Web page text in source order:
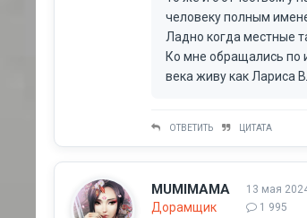
человеку полным
Ладно когда местные
Ко мне обращались по
века живу как Лариса
ОТВЕТИТЬ ЦИТАТА
MUMIMAMA
Дорамщик
13 мая
1 995